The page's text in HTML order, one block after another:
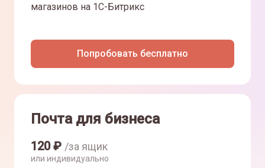
магазинов на 1С-Битрикс
Попробовать бесплатно
Почта для бизнеса
120₽ /за ящик
или индивидуально